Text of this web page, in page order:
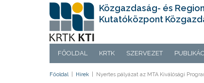
Közgazdaság- és
Kutatóközpont
FŐOLDAL KRTK SZERVEZET
Főoldal Hírek Nyertes pályázat az MTA Kiválósági